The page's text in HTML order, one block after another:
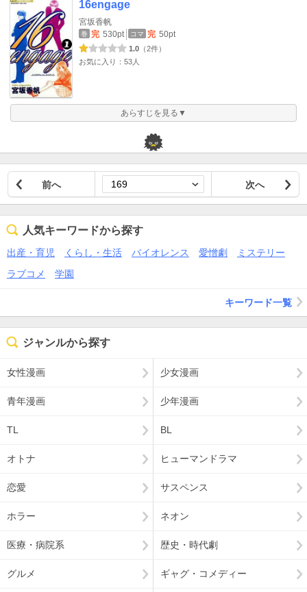
16engage
宮坂香帆
巻 完 530pt コマ 完 50pt
1.0 （2件）
お気に入り：53人
あらすじを見る▼
前へ 次へ
人気キーワードから探す
出産・育児 くらし・生活 バイオレンス 愛憎劇
ミステリー
ラブコメ
学園
キーワード一覧
ジャンルから探す
女性漫画 少女漫画
青年漫画 少年漫画
TL BL
オトナ ヒューマンドラマ
恋愛 サスペンス
ホラー ネオン
医療・病院系 歴史・時代劇
グルメ ギャグ・コメディー